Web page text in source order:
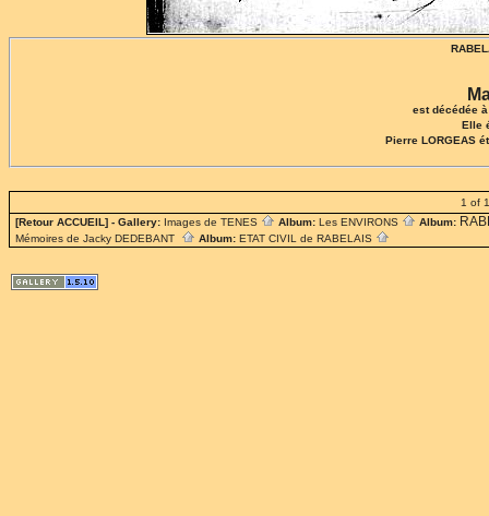
est décédée
Elle
Pierre LORGEAS
1 of
[Retour ACCUEIL] - Gallery: Images de TENES Album: Les ENVIRONS Album:
Mémoires de Jacky DEDEBANT Album: ETAT CIVIL de RABELAIS